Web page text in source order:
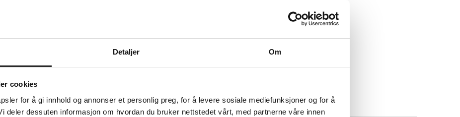
Detaljer Om
cookies
for å gi innhold og annonser et personlig preg, for å levere sosiale mediefunksjoner og for å
deler dessuten informasjon om hvordan du bruker nettstedet vårt, med partnerne våre innen
merkedager, temafest og alt i mellom. Festbutikk på nett og i våre butikker i hele Norge.
TEKNISK INFO